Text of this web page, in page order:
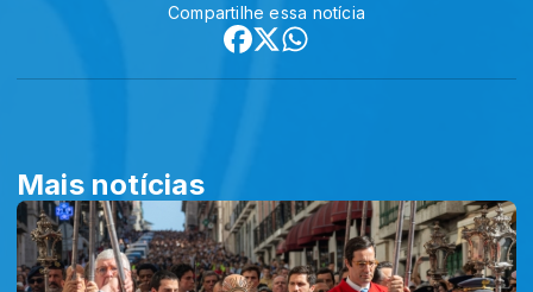
Compartilhe essa notícia
Mais notícias